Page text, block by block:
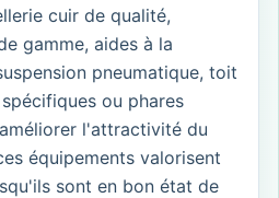
cuir de qualité,
gamme, aides à la
pneumatique, toit
ou phares
l'attractivité du
équipements valorisent
sont en bon état de